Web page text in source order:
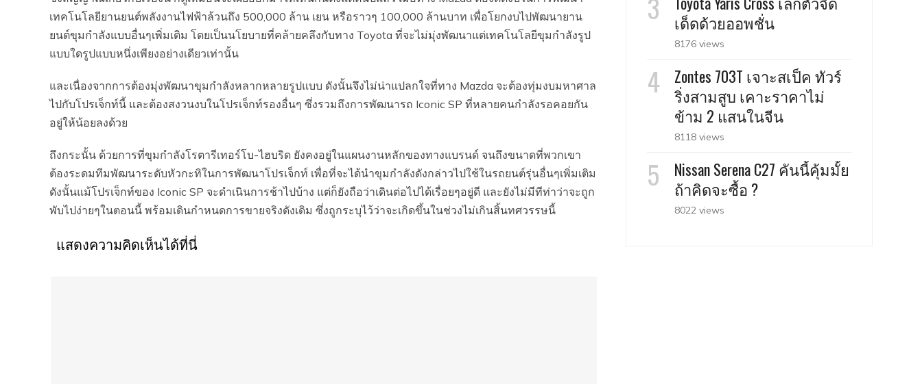
เทคโนโลยียานยนต์พลังงานไฟฟ้าล้วนถึง 500,000 ล้าน เยน หรือราวๆ 100,000 ล้านบาท เพื่อโยกงบไปพัฒนายาน
ยนต์ขุมกำลังแบบอื่นๆเพิ่มเติม โดยเป็นนโยบายที่คล้ายคลึงกับทาง Toyota ที่จะไม่มุ่งพัฒนาแต่เทคโนโลยีขุมกำลังรูป
แบบใดรูปแบบหนึ่งเพียงอย่างเดียวเท่านั้น
และเนื่องจากการต้องมุ่งพัฒนาขุมกำลังหลากหลายรูปแบบ ดังนั้นจึงไม่น่าแปลกใจที่ทาง Mazda จะต้องทุ่มงบมหาศาล
ไปกับโปรเจ็กท์นี้ และต้องสงวนงบในโปรเจ็กท์รองอื่นๆ ซึ่งรวมถึงการพัฒนารถ Iconic SP ที่หลายคนกำลังรอคอยกัน
อยู่ให้น้อยลงด้วย
ถึงกระนั้น ด้วยการที่ขุมกำลังโรตารีเทอร์โบ-ไฮบริด ยังคงอยู่ในแผนงานหลักของทางแบรนด์ จนถึงขนาดที่พวกเขา
ต้องระดมทีมพัฒนาระดับหัวกะทิในการพัฒนาโปรเจ็กท์ เพื่อที่จะได้นำขุมกำลังดังกล่าวไปใช้ในรถยนต์รุ่นอื่นๆเพิ่มเติม
ดังนั้นแม้โปรเจ็กท์ของ Iconic SP จะดำเนินการช้าไปบ้าง แต่ก็ยังถือว่าเดินต่อไปได้เรื่อยๆอยู่ดี และยังไม่มีทีท่าว่าจะถูก
พับไปง่ายๆในตอนนี้ พร้อมเดินกำหนดการขายจริงดังเดิม ซึ่งถูกระบุไว้ว่าจะเกิดขึ้นในช่วงไม่เกินสิ้นทศวรรษนี้
แสดงความคิดเห็นได้ที่นี่
เด็ดด้วยออพชั่น
8176 views
Zontes 703T เจาะสเป็ค ทัวร์
ริ่งสามสูบ เคาะราคาไม่
ข้าม 2 แสนในจีน
8118 views
Nissan Serena C27 คันนี้คุ้มมั้ย
ถ้าคิดจะซื้อ ?
8022 views